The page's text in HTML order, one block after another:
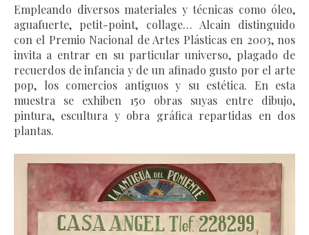
Empleando diversos materiales y técnicas como óleo,
aguafuerte, petit-point, collage… Alcain distinguido
con el Premio Nacional de Artes Plásticas en 2003, nos
invita a entrar en su particular universo, plagado de
recuerdos de infancia y de un afinado gusto por el arte
pop, los comercios antiguos y su estética. En esta
muestra se exhiben 150 obras suyas entre dibujo,
pintura, escultura y obra gráfica repartidas en dos
plantas.